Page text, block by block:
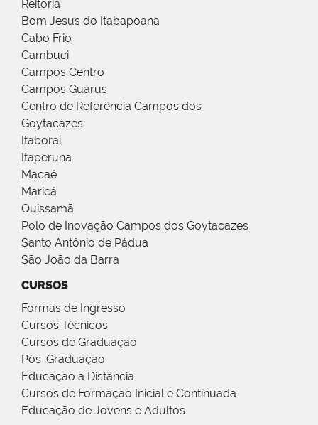
Reitoria
Bom Jesus do Itabapoana
Cabo Frio
Cambuci
Campos Centro
Campos Guarus
Centro de Referência Campos dos
Goytacazes
Itaboraí
Itaperuna
Macaé
Maricá
Quissamã
Polo de Inovação Campos dos Goytacazes
Santo Antônio de Pádua
São João da Barra
CURSOS
Formas de Ingresso
Cursos Técnicos
Cursos de Graduação
Pós-Graduação
Educação a Distância
Cursos de Formação Inicial e Continuada
Educação de Jovens e Adultos